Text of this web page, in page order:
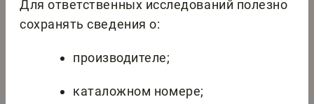
Для ответственных исследований полезно
сохранять сведения о:
производителе;
каталожном номере;